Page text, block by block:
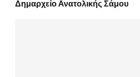
Δημαρχείο Ανατολικής Σάμου